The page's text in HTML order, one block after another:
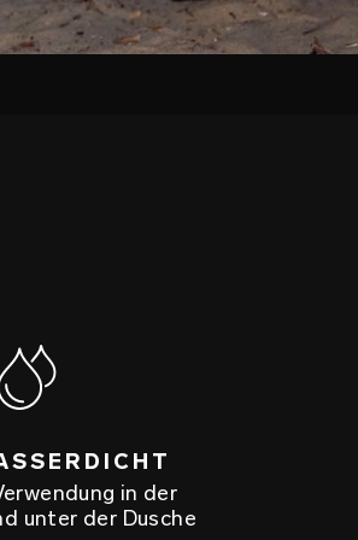
in der
unter der Dusche